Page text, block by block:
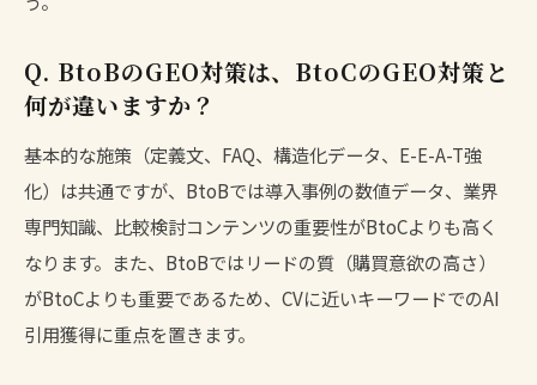
Q. BtoBのGEO対策は、BtoCのGEO対策と
何が違いますか？
基本的な施策（定義文、FAQ、構造化データ、E-E-A-T強
化）は共通ですが、BtoBでは導入事例の数値データ、業界
専門知識、比較検討コンテンツの重要性がBtoCよりも高く
なります。また、BtoBではリードの質（購買意欲の高さ）
がBtoCよりも重要であるため、CVに近いキーワードでのAI
引用獲得に重点を置きます。